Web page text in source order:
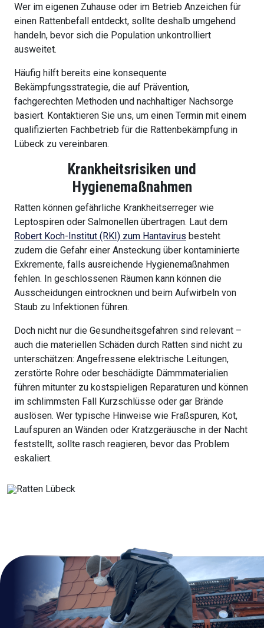
Wer im eigenen Zuhause oder im Betrieb Anzeichen für
einen Rattenbefall entdeckt, sollte deshalb umgehend
handeln, bevor sich die Population unkontrolliert
ausweitet.
Häufig hilft bereits eine konsequente
Bekämpfungsstrategie, die auf Prävention,
fachgerechten Methoden und nachhaltiger Nachsorge
basiert. Kontaktieren Sie uns, um einen Termin mit einem
qualifizierten Fachbetrieb für die Rattenbekämpfung in
Lübeck zu vereinbaren.
Krankheitsrisiken und
Hygienemaßnahmen
Ratten können gefährliche Krankheitserreger wie
Leptospiren oder Salmonellen übertragen. Laut dem
Robert Koch-Institut (RKI) zum Hantavirus besteht
zudem die Gefahr einer Ansteckung über kontaminierte
Exkremente, falls ausreichende Hygienemaßnahmen
fehlen. In geschlossenen Räumen kann können die
Ausscheidungen eintrocknen und beim Aufwirbeln von
Staub zu Infektionen führen.
Doch nicht nur die Gesundheitsgefahren sind relevant –
auch die materiellen Schäden durch Ratten sind nicht zu
unterschätzen: Angefressene elektrische Leitungen,
zerstörte Rohre oder beschädigte Dämmmaterialien
führen mitunter zu kostspieligen Reparaturen und können
im schlimmsten Fall Kurzschlüsse oder gar Brände
auslösen. Wer typische Hinweise wie Fraßspuren, Kot,
Laufspuren an Wänden oder Kratzgeräusche in der Nacht
feststellt, sollte rasch reagieren, bevor das Problem
eskaliert.